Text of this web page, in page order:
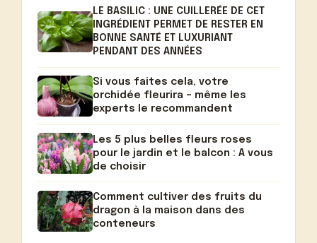
LE BASILIC : UNE CUILLERÉE DE CET
INGRÉDIENT PERMET DE RESTER EN
BONNE SANTÉ ET LUXURIANT
PENDANT DES ANNÉES
Si vous faites cela, votre
orchidée fleurira – même les
experts le recommandent
Les 5 plus belles fleurs roses
pour le jardin et le balcon : A vous
de choisir
Comment cultiver des fruits du
dragon à la maison dans des
conteneurs